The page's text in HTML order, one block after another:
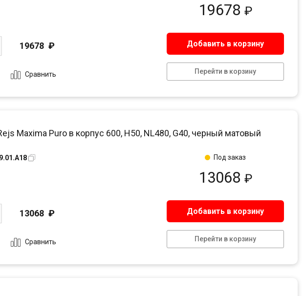
19678 ₽
19678 ₽ Добавить в корзину
Перейти в корзину
Сравнить
Maxima Puro в корпус 600, H50, NL480, G40, черный матовый
13068 ₽
13068 ₽ Добавить в корзину
Перейти в корзину
Сравнить
Под заказ